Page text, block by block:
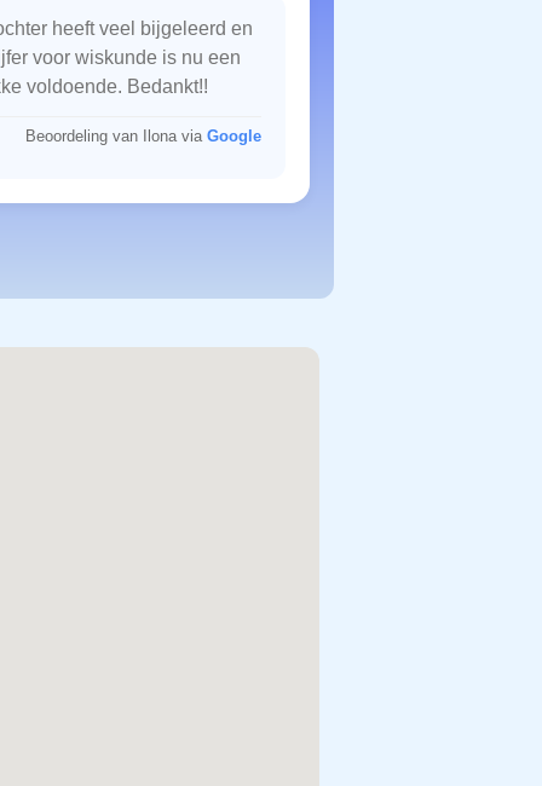
heeft veel bijgeleerd en
voor wiskunde is nu een
voldoende. Bedankt!!
Beoordeling van Ilona via Google